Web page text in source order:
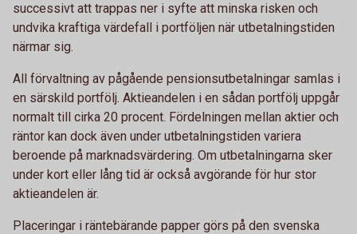
successivt att trappas ner i syfte att minska risken och
undvika kraftiga värdefall i portföljen när utbetalningstiden
närmar sig.
All förvaltning av pågående pensionsutbetalningar samlas i
en särskild portfölj. Aktieandelen i en sådan portfölj uppgår
normalt till cirka 20 procent. Fördelningen mellan aktier och
räntor kan dock även under utbetalningstiden variera
beroende på marknadsvärdering. Om utbetalningarna sker
under kort eller lång tid är också avgörande för hur stor
aktieandelen är.
Placeringar i räntebärande papper görs på den svenska